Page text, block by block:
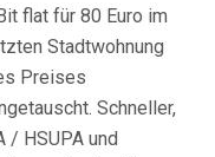
flat für 80 Euro im
Stadtwohnung
Preises
Schneller,
/ HSUPA und